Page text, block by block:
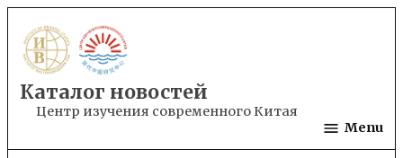
to
content
Каталог новостей
Центр изучения современного Китая
Menu